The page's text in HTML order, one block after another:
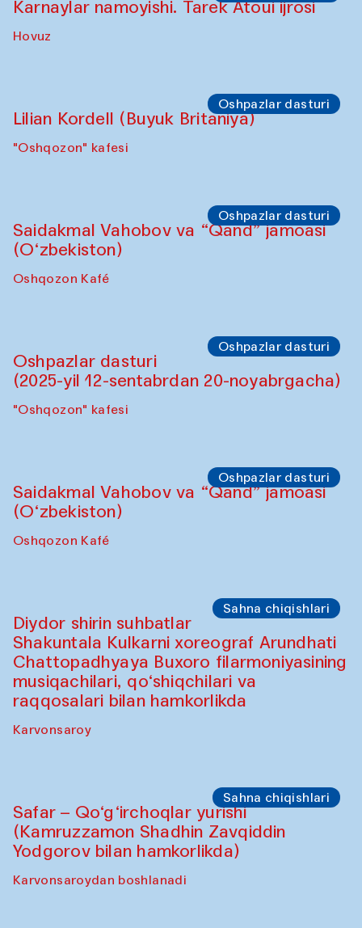
Karnaylar namoyishi. Tarek Atoui ijrosi
Hovuz
Oshpazlar dasturi
Lilian Kordell (Buyuk Britaniya)
"Oshqozon" kafesi
Oshpazlar dasturi
Saidakmal Vahobov va “Qand” jamoasi
(O‘zbekiston)
Oshqozon Kafé
Oshpazlar dasturi
Oshpazlar dasturi
(2025-yil 12-sentabrdan 20-noyabrgacha)
"Oshqozon" kafesi
Oshpazlar dasturi
Saidakmal Vahobov va “Qand” jamoasi
(O‘zbekiston)
Oshqozon Kafé
Sahna chiqishlari
Diydor shirin suhbatlar
Shakuntala Kulkarni xoreograf Arundhati
Chattopadhyaya Buxoro filarmoniyasining
musiqachilari, qo‘shiqchilari va
raqqosalari bilan hamkorlikda
Karvonsaroy
Sahna chiqishlari
Safar – Qo‘g‘irchoqlar yurishi
(Kamruzzamon Shadhin Zavqiddin
Yodgorov bilan hamkorlikda)
Karvonsaroydan boshlanadi